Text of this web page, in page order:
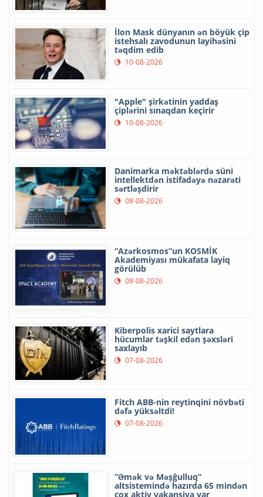
İlon Mask dünyanın ən böyük çip
istehsalı zavodunun layihəsini
təqdim edib
10-08-2026
"Apple" şirkətinin yaddaş
çiplərini sınaqdan keçirir
10-08-2026
Danimarka məktəblərdə süni
intellektdən istifadəyə nəzarəti
sərtləşdirir
08-08-2026
“Azərkosmos”un KOSMİK
Akademiyası mükafata layiq
görülüb
08-08-2026
Kiberpolis xarici saytlara
hücumlar təşkil edən şəxsləri
saxlayıb
07-08-2026
Fitch ABB-nin reytinqini növbəti
dəfə yüksəltdi!
07-08-2026
“Əmək və Məşğulluq”
altsistemində hazırda 65 mindən
çox aktiv vakansiya var